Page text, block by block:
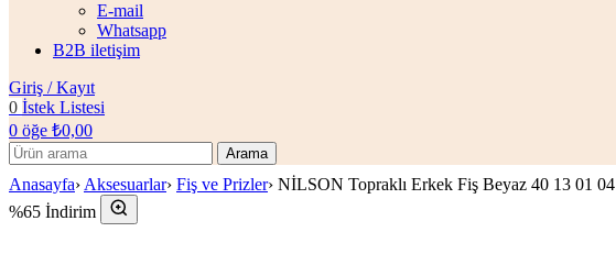
E-mail
Whatsapp
B2B iletişim
Giriş / Kayıt
0 İstek Listesi
0 öğe ₺0,00
Arama
Anasayfa› Aksesuarlar› Fiş ve Prizler› NİLSON Topraklı Erkek Fiş Beyaz 40 13 01 04
%65 İndirim